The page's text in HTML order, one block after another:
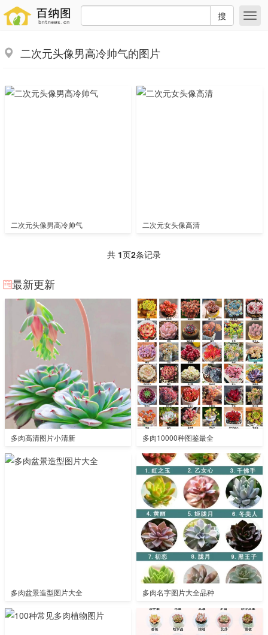
搜
二次元头像男高冷帅气的图片
二次元头像男高冷帅气 二次元女头像高清
共 1页2条记录
最新更新
多肉高清图片小清新 多肉10000种图鉴最全
多肉盆景造型图片大全 多肉名字图片大全品种